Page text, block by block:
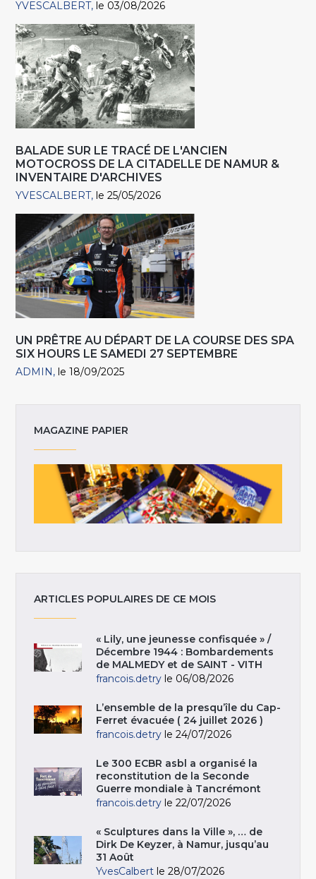
YVESCALBERT le 03/08/2026
BALADE SUR LE TRACÉ DE L'ANCIEN
MOTOCROSS DE LA CITADELLE DE NAMUR &
INVENTAIRE D'ARCHIVES
YVESCALBERT le 25/05/2026
UN PRÊTRE AU DÉPART DE LA COURSE DES SPA
SIX HOURS LE SAMEDI 27 SEPTEMBRE
ADMIN le 18/09/2025
MAGAZINE PAPIER
ARTICLES POPULAIRES DE CE MOIS
« Lily, une jeunesse confisquée » /
Décembre 1944 : Bombardements
de MALMEDY et de SAINT - VITH
francois.detry le 06/08/2026
L’ensemble de la presqu’île du Cap-
Ferret évacuée ( 24 juillet 2026 )
francois.detry le 24/07/2026
Le 300 ECBR asbl a organisé la
reconstitution de la Seconde
Guerre mondiale à Tancrémont
francois.detry le 22/07/2026
« Sculptures dans la Ville », … de
Dirk De Keyzer, à Namur, jusqu’au
31 Août
YvesCalbert le 28/07/2026